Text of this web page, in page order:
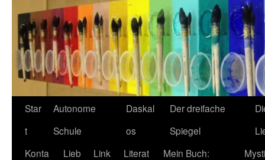
Star
t
Autonome
Schule
Daskal
os
Der dreifache
Spiegel
Konta
Lieb
Link
Literat
Mein Buch: